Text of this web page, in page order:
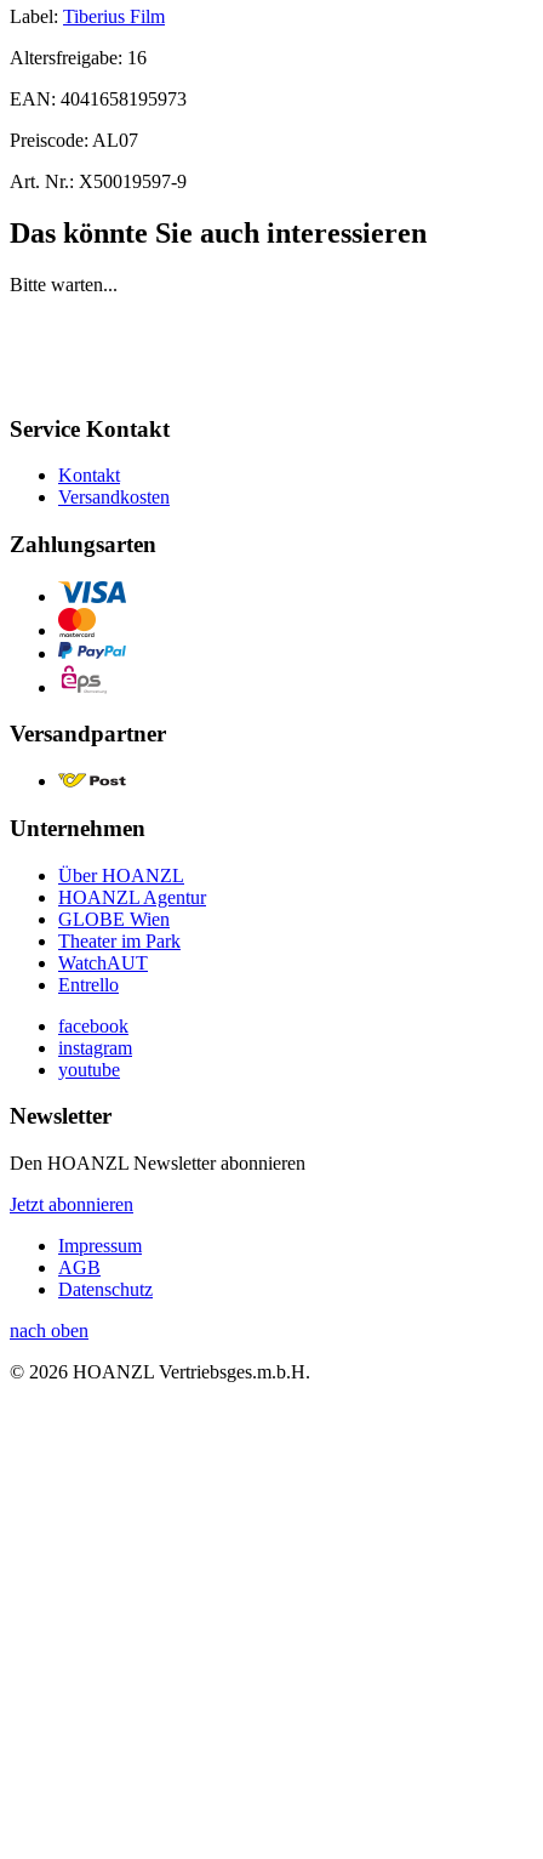
Label: Tiberius Film
Altersfreigabe: 16
EAN: 4041658195973
Preiscode: AL07
Art. Nr.: X50019597-9
Das könnte Sie auch interessieren
Bitte warten...
Service Kontakt
Kontakt
Versandkosten
Zahlungsarten
Versandpartner
Unternehmen
Über HOANZL
HOANZL Agentur
GLOBE Wien
Theater im Park
WatchAUT
Entrello
facebook
instagram
youtube
Newsletter
Den HOANZL Newsletter abonnieren
Jetzt abonnieren
Impressum
AGB
Datenschutz
nach oben
© 2026 HOANZL Vertriebsges.m.b.H.